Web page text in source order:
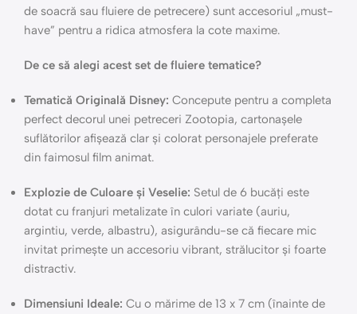
de soacră sau fluiere de petrecere) sunt accesoriul „must-
have” pentru a ridica atmosfera la cote maxime.
De ce să alegi acest set de fluiere tematice?
Tematică Originală Disney: Concepute pentru a completa
perfect decorul unei petreceri Zootopia, cartonașele
suflătorilor afișează clar și colorat personajele preferate
din faimosul film animat.
Explozie de Culoare și Veselie: Setul de 6 bucăți este
dotat cu franjuri metalizate în culori variate (auriu,
argintiu, verde, albastru), asigurându-se că fiecare mic
invitat primește un accesoriu vibrant, strălucitor și foarte
distractiv.
Dimensiuni Ideale: Cu o mărime de 13 x 7 cm (înainte de